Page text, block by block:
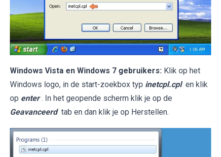
Windows Vista en Windows 7 gebruikers: Klik op het
Windows logo, in de start-zoekbox typ inetcpl.cpl en klik
op enter . In het geopende scherm klik je op de
Geavanceerd tab en dan klik je op Herstellen.